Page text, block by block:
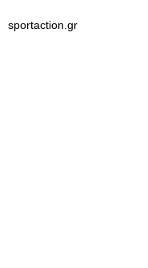
sportaction.gr